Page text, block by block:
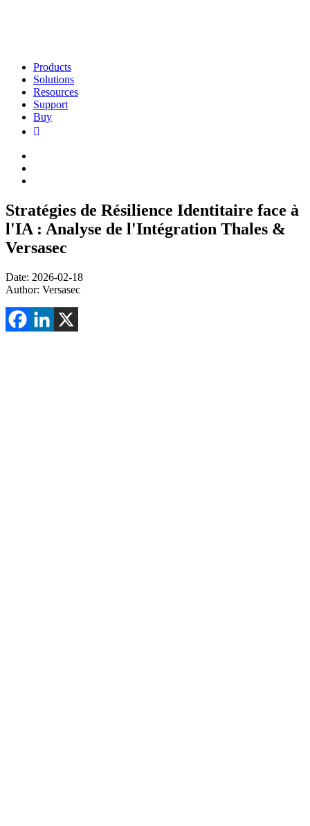
Products
Solutions
Resources
Support
Buy
Stratégies de Résilience Identitaire face à
l'IA : Analyse de l'Intégration Thales &
Versasec
Date: 2026-02-18
Author: Versasec